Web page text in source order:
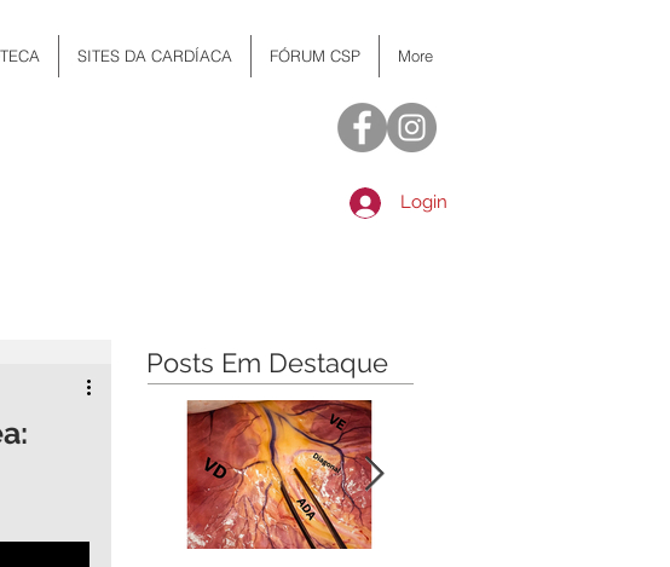
SITES DA CARDÍACA FÓRUM CSP More
Login
Posts Em Destaque